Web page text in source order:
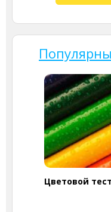
Цветовой